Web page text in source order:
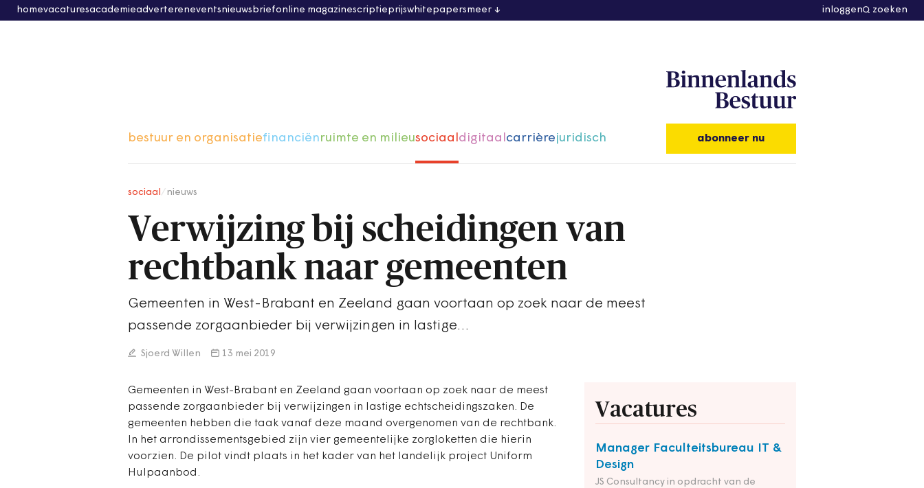
homevacaturesacademieadvertereneventsnieuwsbriefonline magazinescriptieprijswhitepapersmeer inloggen zoeken
bestuur en organisatiefinanciënruimte en milieusociaaldigitaalcarrièrejuridisch abonneer nu
sociaal nieuws
Verwijzing bij scheidingen van
rechtbank naar gemeenten
Gemeenten in West-Brabant en Zeeland gaan voortaan op zoek naar de meest
passende zorgaanbieder bij verwijzingen in lastige…
Sjoerd Willen 13 mei 2019
Gemeenten in West-Brabant en Zeeland gaan voortaan op zoek naar de meest
passende zorgaanbieder bij verwijzingen in lastige echtscheidingszaken. De
gemeenten hebben die taak vanaf deze maand overgenomen van de rechtbank.
In het arrondissementsgebied zijn vier gemeentelijke zorgloketten die hierin
voorzien. De pilot vindt plaats in het kader van het landelijk project Uniform
Hulpaanbod.
Vacatures
Manager Faculteitsbureau IT &
Design
JS Consultancy in opdracht van de